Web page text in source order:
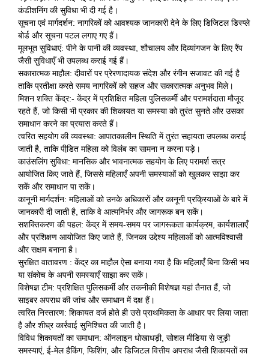
कंडीशनिंग की सुविधा भी दी गई है।
सूचना एवं मार्गदर्शन: नागरिकों को आवश्यक जानकारी देने के लिए डिजिटल डिस्प्ले
बोर्ड और सूचना पटल लगाए गए हैं।
मूलभूत सुविधाएं: पीने के पानी की व्यवस्था, शौचालय और दिव्यांगजन के लिए रैंप
जैसी सुविधाएँ भी उपलब्ध कराई गई हैं।
सकारात्मक माहौल: दीवारों पर प्रेरणादायक संदेश और रंगीन सजावट की गई है
ताकि प्रतीक्षा करते समय नागरिकों को सहज और सकारात्मक अनुभव मिले।
मिशन शक्ति केंद्र:- केंद्र में प्रशिक्षित महिला पुलिसकर्मी और परामर्शदाता मौजूद
रहते हैं, जो किसी भी प्रकार की शिकायत या समस्या को तुरंत सुनते और उसका
समाधान करने का प्रयास करते हैं।
त्वरित सहयोग की व्यवस्था: आपातकालीन स्थिति में तुरंत सहायता उपलब्ध कराई
जाती है, ताकि पीडि़त महिला को विलंब का सामना न करना पड़े।
काउंसलिंग सुविधा: मानसिक और भावनात्मक सहयोग के लिए परामर्श सत्र
आयोजित किए जाते हैं, जिससे महिलाएँ अपनी समस्याओं को खुलकर साझा कर
सकें और समाधान पा सकें।
कानूनी मार्गदर्शन: महिलाओं को उनके अधिकारों और कानूनी प्रक्रियाओं के बारे में
जानकारी दी जाती है, ताकि वे आत्मनिर्भर और जागरूक बन सकें।
सशक्तिकरण की पहल: केंद्र में समय-समय पर जागरूकता कार्यक्रम, कार्यशालाएँ
और प्रशिक्षण आयोजित किए जाते हैं, जिनका उद्देश्य महिलाओं को आत्मविश्वासी
और सक्षम बनाना है।
सुरक्षित वातावरण : केंद्र का माहौल ऐसा बनाया गया है कि महिलाएँ बिना किसी भय
या संकोच के अपनी समस्याएँ साझा कर सकें।
विशेषज्ञ टीम: प्रशिक्षित पुलिसकर्मी और तकनीकी विशेषज्ञ यहां तैनात हैं, जो
साइबर अपराध की जांच और समाधान में दक्ष हैं।
त्वरित निस्तारण: शिकायत दर्ज होते ही उसे प्राथमिकता के आधार पर लिया जाता
है और शीघ्र कार्रवाई सुनिश्चित की जाती है।
विविध शिकायतों का समाधान: ऑनलाइन धोखाधड़ी, सोशल मीडिया से जुड़ी
समस्याएं, ई-मेल हैकिंग, फिशिंग, और डिजिटल वित्तीय अपराध जैसी शिकायतों का